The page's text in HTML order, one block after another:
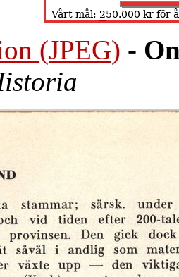
(JPEG) -